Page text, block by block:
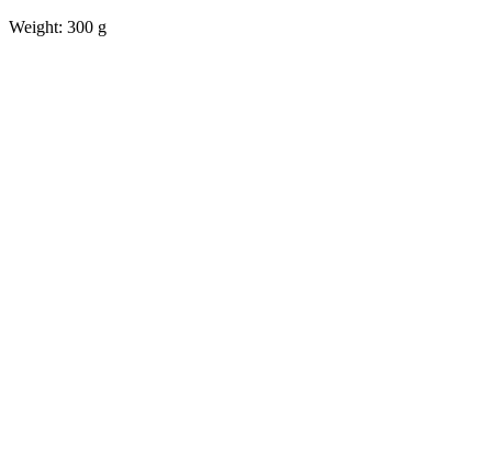
Weight: 300 g